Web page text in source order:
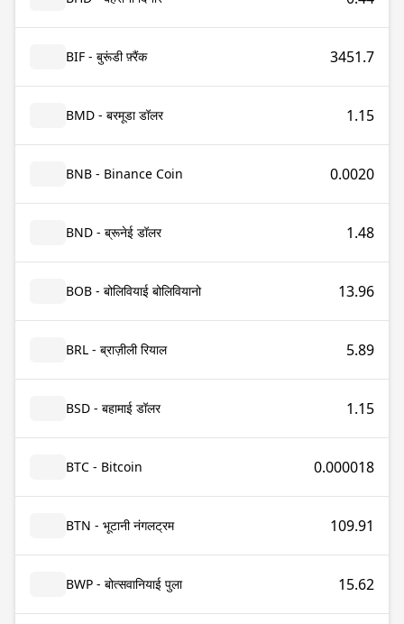
BIF - बुरूंडी फ़्रैंक 3451.7
BMD - बरमूडा डॉलर 1.15
BNB - Binance Coin 0.0020
BND - ब्रूनेई डॉलर 1.48
BOB - बोलिवियाई बोलिवियानो 13.96
BRL - ब्राज़ीली रियाल 5.89
BSD - बहामाई डॉलर 1.15
BTC - Bitcoin 0.000018
BTN - भूटानी नंगलट्रम 109.91
BWP - बोत्सवानियाई पुला 15.62